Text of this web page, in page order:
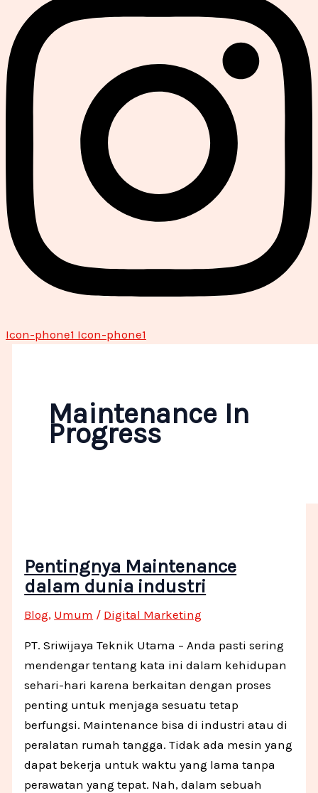
Icon-phone1 Icon-phone1
Maintenance In
Progress
Pentingnya Maintenance
dalam dunia industri
Blog, Umum / Digital Marketing
PT. Sriwijaya Teknik Utama – Anda pasti sering
mendengar tentang kata ini dalam kehidupan
sehari-hari karena berkaitan dengan proses
penting untuk menjaga sesuatu tetap
berfungsi. Maintenance bisa di industri atau di
peralatan rumah tangga. Tidak ada mesin yang
dapat bekerja untuk waktu yang lama tanpa
perawatan yang tepat. Nah, dalam sebuah